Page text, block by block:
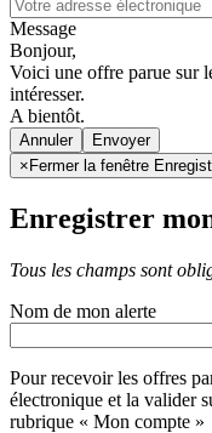
Message
Bonjour,
Voici une offre parue sur
intéresser.
A bientôt.
Annuler
× Fermer la fenêtre
Enregistrer
Tous les champs sont
Nom de mon alerte
Pour recevoir les offres
électronique et la valider
rubrique « Mon compte »